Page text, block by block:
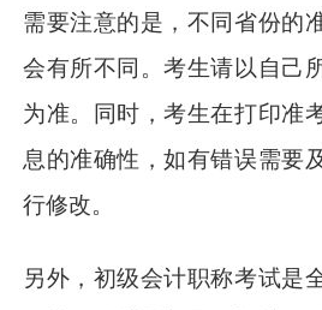
需要注意的是，不同省份的
会有所不同。考生请以自己
为准。同时，考生在打印准
息的准确性，如有错误需要
行修改。
另外，初级会计职称考试是